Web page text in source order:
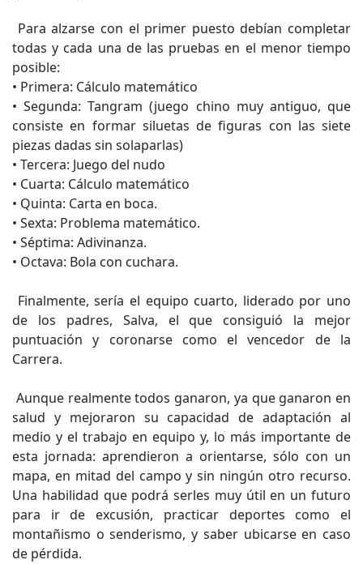
Para alzarse con el primer puesto debían completar
todas y cada una de las pruebas en el menor tiempo
posible:
• Primera: Cálculo matemático
• Segunda: Tangram (juego chino muy antiguo, que
consiste en formar siluetas de figuras con las siete
piezas dadas sin solaparlas)
• Tercera: Juego del nudo
• Cuarta: Cálculo matemático
• Quinta: Carta en boca.
• Sexta: Problema matemático.
• Séptima: Adivinanza.
• Octava: Bola con cuchara.
Finalmente, sería el equipo cuarto, liderado por uno
de los padres, Salva, el que consiguió la mejor
puntuación y coronarse como el vencedor de la
Carrera.
Aunque realmente todos ganaron, ya que ganaron en
salud y mejoraron su capacidad de adaptación al
medio y el trabajo en equipo y, lo más importante de
esta jornada: aprendieron a orientarse, sólo con un
mapa, en mitad del campo y sin ningún otro recurso.
Una habilidad que podrá serles muy útil en un futuro
para ir de excusión, practicar deportes como el
montañismo o senderismo, y saber ubicarse en caso
de pérdida.